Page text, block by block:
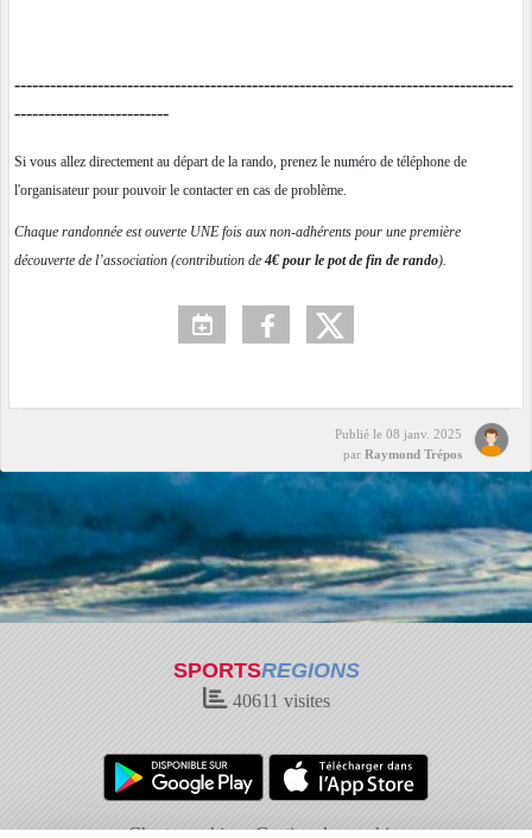
------------------------------------------------------------------------------------
--------------------------
Si vous allez directement au départ de la rando, prenez le numéro de téléphone de
l'organisateur pour pouvoir le contacter en cas de problème.
Chaque randonnée est ouverte UNE fois aux non-adhérents pour une première
découverte de l’association (contribution de 4€ pour le pot de fin de rando).
Publié le 08 janv. 2025
par Raymond Trépos
SPORTSREGIONS
40611 visites
Charte cookies Gestion des cookies